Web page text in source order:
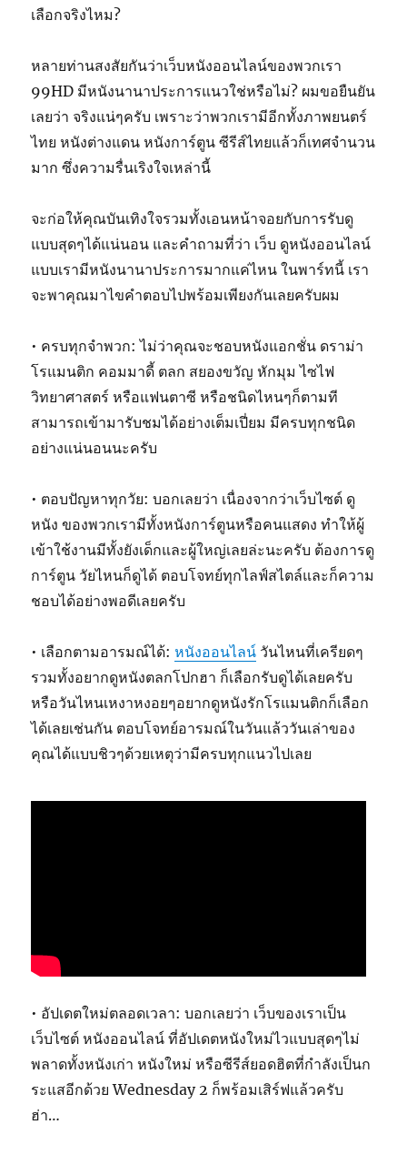
เลือกจริงไหม?
หลายท่านสงสัยกันว่าเว็บหนังออนไลน์ของพวกเรา
99HD มีหนังนานาประการแนวใช่หรือไม่? ผมขอยืนยัน
เลยว่า จริงแน่ๆครับ เพราะว่าพวกเรามีอีกทั้งภาพยนตร์
ไทย หนังต่างแดน หนังการ์ตูน ซีรีส์ไทยแล้วก็เทศจำนวน
มาก ซึ่งความรื่นเริงใจเหล่านี้
จะก่อให้คุณบันเทิงใจรวมทั้งเอนหน้าจอยกับการรับดู
แบบสุดๆได้แน่นอน และคำถามที่ว่า เว็บ ดูหนังออนไลน์
แบบเรามีหนังนานาประการมากแค่ไหน ในพาร์ทนี้ เรา
จะพาคุณมาไขคำตอบไปพร้อมเพียงกันเลยครับผม
• ครบทุกจำพวก: ไม่ว่าคุณจะชอบหนังแอกชั่น ดราม่า
โรแมนติก คอมมาดี้ ตลก สยองขวัญ หักมุม ไซไฟ
วิทยาศาสตร์ หรือแฟนตาซี หรือชนิดไหนๆก็ตามที
สามารถเข้ามารับชมได้อย่างเต็มเปี่ยม มีครบทุกชนิด
อย่างแน่นอนนะครับ
• ตอบปัญหาทุกวัย: บอกเลยว่า เนื่องจากว่าเว็บไซต์ ดู
หนัง ของพวกเรามีทั้งหนังการ์ตูนหรือคนแสดง ทำให้ผู้
เข้าใช้งานมีทั้งยังเด็กและผู้ใหญ่เลยล่ะนะครับ ต้องการดู
การ์ตูน วัยไหนก็ดูได้ ตอบโจทย์ทุกไลฟ์สไตล์และก็ความ
ชอบได้อย่างพอดีเลยครับ
• เลือกตามอารมณ์ได้:หนังออนไลน์ วันไหนที่เครียดๆ
รวมทั้งอยากดูหนังตลกโปกฮา ก็เลือกรับดูได้เลยครับ
หรือวันไหนเหงาหงอยๆอยากดูหนังรักโรแมนติกก็เลือก
ได้เลยเช่นกัน ตอบโจทย์อารมณ์ในวันแล้ววันเล่าของ
คุณได้แบบชิวๆด้วยเหตุว่ามีครบทุกแนวไปเลย
• อัปเดตใหม่ตลอดเวลา: บอกเลยว่า เว็บของเราเป็น
เว็บไซต์ หนังออนไลน์ ที่อัปเดตหนังใหม่ไวแบบสุดๆไม่
พลาดทั้งหนังเก่า หนังใหม่ หรือซีรีส์ยอดฮิตที่กำลังเป็นก
ระแสอีกด้วย Wednesday 2 ก็พร้อมเสิร์ฟแล้วครับ
ฮ่า…